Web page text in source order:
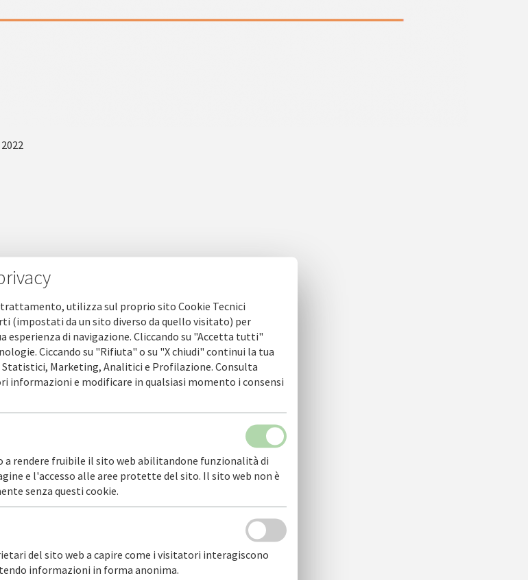
trattamento, utilizza sul proprio sito Cookie Tecnici
(impostati da un sito diverso da quello visitato) per
esperienza di navigazione. Cliccando su "Accetta tutti"
Ciccando su "Rifiuta" o su "X chiudi" continui la tua
Statistici, Marketing, Analitici e Profilazione. Consulta
informazioni e modificare in qualsiasi momento i consensi
a rendere fruibile il sito web abilitandone funzionalità di
e l'accesso alle aree protette del sito. Il sito web non è
senza questi cookie.
del sito web a capire come i visitatori interagiscono
informazioni in forma anonima.